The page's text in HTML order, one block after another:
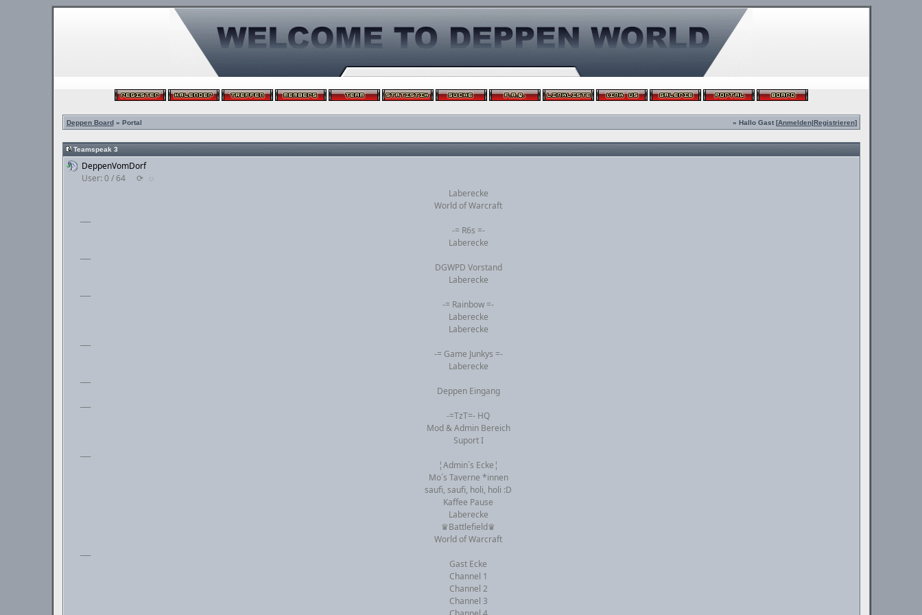
Deppen Board» Portal » Hallo Gast [Anmelden|Registrieren]
Teamspeak 3
DeppenVomDorf
User: 0 / 64
⟳ ◌
Laberecke
World of Warcraft
-= R6s =-
Laberecke
DGWPD Vorstand
Laberecke
-= Rainbow =-
Laberecke
Laberecke
-= Game Junkys =-
Laberecke
Deppen Eingang
-=TzT=- HQ
Mod & Admin Bereich
Suport I
¦Admin`s Ecke¦
Mo´s Taverne *innen
saufi, saufi, holi, holi :D
Kaffee Pause
Laberecke
♛Battlefield♛
World of Warcraft
Gast Ecke
Channel 1
Channel 2
Channel 3